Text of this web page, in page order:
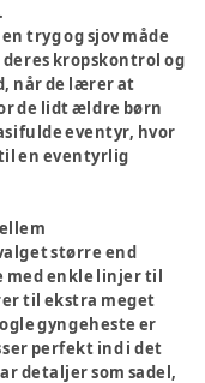
tryg og sjov måde
kropskontrol og
når de lærer at
de lidt ældre børn
eventyr, hvor
en eventyrlig
større end
med enkle linjer til
til ekstra meget
gyngeheste er
perfekt ind i det
detaljer som sadel,